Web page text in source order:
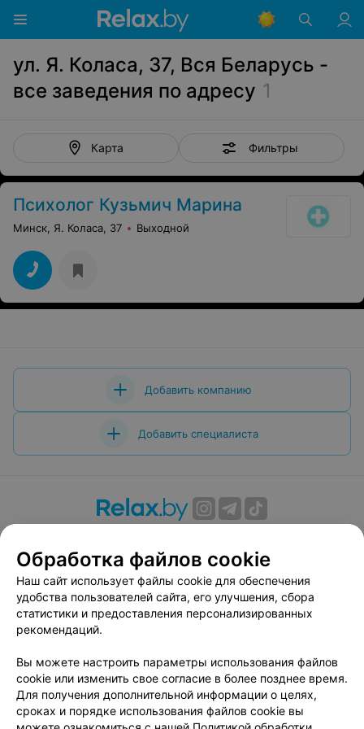
ул. Я. Коласа, 37, Вся Беларусь -
все заведения по адресу 1
Карта Фильтры
Психолог Кузьмич Марина
Минск, Я. Коласа, 37 Выходной
Добавить компанию
Добавить специалиста
Вакансии
Публичный договор
Способы оплаты
Публичный договор по использованию сервиса
«Афиша»
Пользовательское соглашение
Связаться по вопросам сотрудничества
Написать руководителю relax.by
Персональные настройки cookie
Обработка файлов cookie
Наш сайт использует файлы cookie для обеспечения
удобства пользователей сайта, его улучшения, сбора
статистики и предоставления персонализированных
рекомендаций.
Вы можете настроить параметры использования файлов
cookie или изменить свое согласие в более позднее время.
Для получения дополнительной информации о целях,
сроках и порядке использования файлов cookie вы